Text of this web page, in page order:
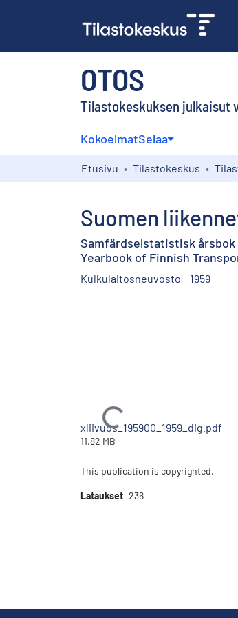
OTOS
Tilastokeskuksen julkaisut
KokoelmatSelaa
Etusivu Tilastokeskus
Suomen
Samfärdselstatistisk årsbok
Yearbook of Finnish
Kulkulaitosneuvosto 1959
Ladataan...
xliivuos_195900_1959_dig.pdf
11.82 MB
This publication is copyrighted.
Lataukset 236